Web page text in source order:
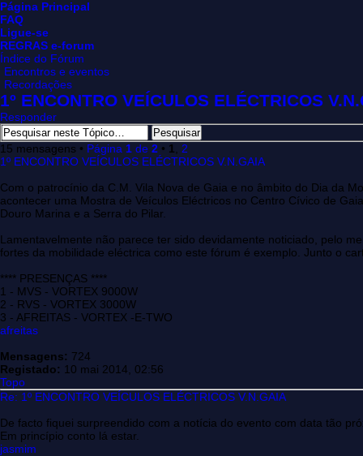
Página Principal
FAQ
Ligue-se
REGRAS e-forum
Índice do Fórum
Encontros e eventos
Recordações
1º ENCONTRO VEÍCULOS ELÉCTRICOS
Responder
15 mensagens • Página 1 de 2 • 1
2
1º ENCONTRO VEÍCULOS ELÉCTRICOS V.N.GAIA
Com o patrocínio da C.M. Vila Nova de Gaia e no âmbito do Dia da
acontecer uma Mostra de Veículos Eléctricos no Centro Cívico de
Douro Marina e a Serra do Pilar.
Lamentavelmente não parece ter sido devidamente noticiado, pelo
fortes da mobilidade eléctrica como este fórum é exemplo. Junto o
**** PRESENÇAS ****
1 - MVS - VORTEX 9000W
2 - RVS - VORTEX 3000W
3 - AFREITAS - VORTEX -E-TWO
afreitas
Mensagens: 724
Registado: 10 mai 2014, 02:56
Topo
Re: 1º ENCONTRO VEÍCULOS ELÉCTRICOS V.N.GAIA
De facto fiquei surpreendido com a notícia do evento com data tão
Em princípio conto lá estar.
jasmim